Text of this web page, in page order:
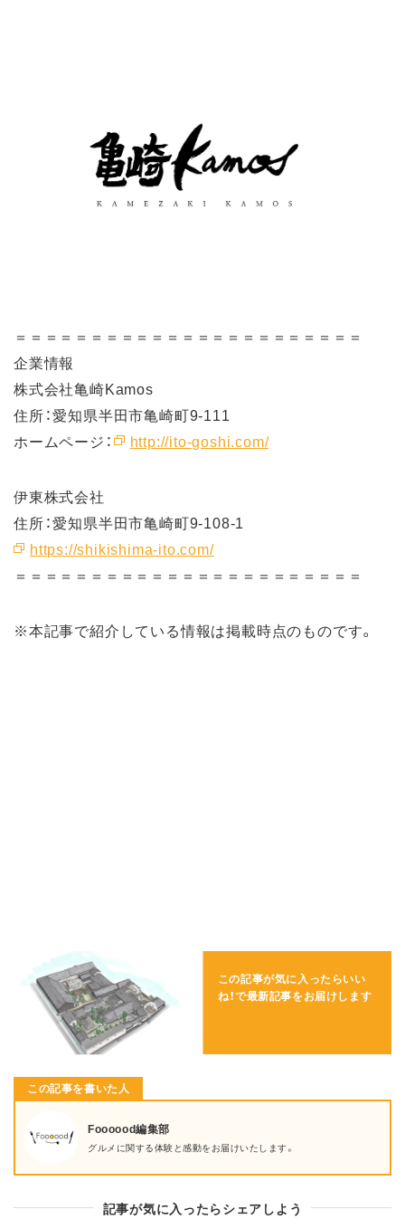
＝＝＝＝＝＝＝＝＝＝＝＝＝＝＝＝＝＝＝＝＝＝＝
企業情報
株式会社亀崎Kamos
住所：愛知県半田市亀崎町9-111
ホームページ：
http://ito-goshi.com/
伊東株式会社
住所：愛知県半田市亀崎町9-108-1
https://shikishima-ito.com/
＝＝＝＝＝＝＝＝＝＝＝＝＝＝＝＝＝＝＝＝＝＝＝
※本記事で紹介している情報は掲載時点のものです。
この記事が気に入ったらいい
ね！で最新記事をお届けします
この記事を書いた人
Foooood編集部
グルメに関する体験と感動をお届けいたします。
記事が気に入ったらシェアしよう